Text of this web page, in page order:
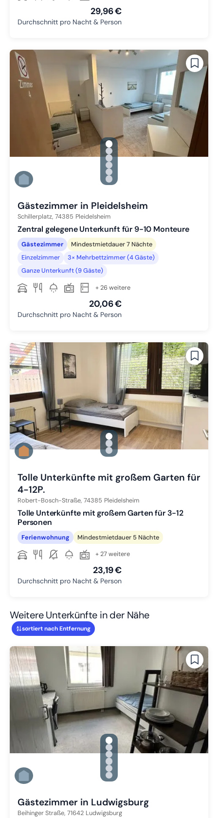
29,96 €
Durchschnitt pro Nacht & Person
gallery.slide_selector
Zu Slide 1 wechseln
Zu Slide 2 wechseln
Zu Slide 3 wechseln
Zu Slide 4 wechseln
Zu Slide 5 wechseln
Zu Slide 6 wechseln
Gästezimmer in Pleidelsheim
Schillerplatz, 74385 Pleidelsheim
Zentral gelegene Unterkunft für 9-10 Monteure
Gästezimmer
Mindestmietdauer 7 Nächte
Einzelzimmer
3× Mehrbettzimmer (4 Gäste)
Ganze Unterkunft (9 Gäste)
+ 26 weitere
20,06 €
Durchschnitt pro Nacht & Person
gallery.slide_selector
Zu Slide 1 wechseln
Zu Slide 2 wechseln
Zu Slide 3 wechseln
Tolle Unterkünfte mit großem Garten für
4-12P.
Robert-Bosch-Straße, 74385 Pleidelsheim
Tolle Unterkünfte mit großem Garten für 3-12
Personen
Ferienwohnung Mindestmietdauer 5 Nächte
+ 27 weitere
23,19 €
Durchschnitt pro Nacht & Person
Weitere Unterkünfte in der Nähe
sortiert nach Entfernung
gallery.slide_selector
Zu Slide 1 wechseln
Zu Slide 2 wechseln
Zu Slide 3 wechseln
Zu Slide 4 wechseln
Zu Slide 5 wechseln
Zu Slide 6 wechseln
Gästezimmer in Ludwigsburg
Beihinger Straße, 71642 Ludwigsburg